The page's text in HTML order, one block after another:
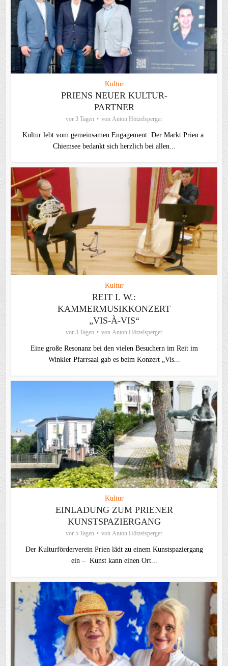
Kultur
PRIENS NEUER KULTUR-
PARTNER
vor 3 Tagen von Anton Hötzelsperger
Kultur lebt vom gemeinsamen Engagement. Der Markt Prien a.
Chiemsee bedankt sich herzlich bei allen...
Kultur
REIT I. W.:
KAMMERMUSIKKONZERT
„VIS-À-VIS“
vor 3 Tagen von Anton Hötzelsperger
Eine große Resonanz bei den vielen Besuchern im Reit im
Winkler Pfarrsaal gab es beim Konzert „Vis...
Kultur
EINLADUNG ZUM PRIENER
KUNSTSPAZIERGANG
vor 5 Tagen von Anton Hötzelsperger
Der Kulturförderverein Prien lädt zu einem Kunstspaziergang
ein – Kunst kann einen Ort...